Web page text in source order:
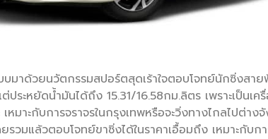
มาด้วยนวัตกรรมสปอร์ตสุดเร้าใจตอบโจทย์นักซิ่งสา
ระหยัดน้ำมันได้ถึง 15.31/16.58กม.ลิตร เพราะเป็นเ
หมาะกับการจราจรในกรุงเทพหรือจะวิ่งทางไกลไปต่
วมแล้วตอบโจทย์ขาซิ่งได้ในราคาเอื้อมถึง เหมาะกับก